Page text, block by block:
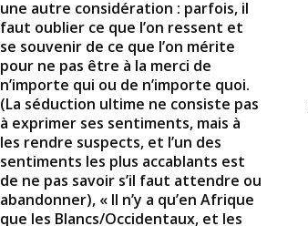
une autre considération : parfois, il
faut oublier ce que l’on ressent et
se souvenir de ce que l’on mérite
pour ne pas être à la merci de
n’importe qui ou de n’importe quoi.
(La séduction ultime ne consiste pas
à exprimer ses sentiments, mais à
les rendre suspects, et l’un des
sentiments les plus accablants est
de ne pas savoir s’il faut attendre ou
abandonner), « Il n’y a qu’en Afrique
que les Blancs/Occidentaux, et les